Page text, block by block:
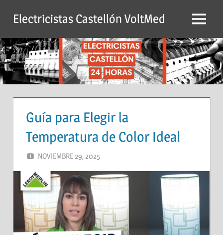
contenido
Electricistas Castellón VoltMed Menú
Guía para Elegir la
Temperatura de Color Ideal
NOVIEMBRE 29, 2025